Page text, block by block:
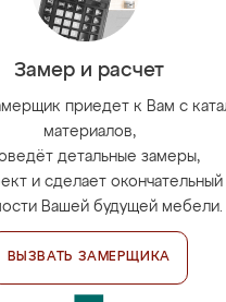
Замер и расчет
приедет к Вам с
материалов,
детальные замеры,
и сделает окончательный
Вашей будущей мебели.
ВЫЗВАТЬ ЗАМЕРЩИКА